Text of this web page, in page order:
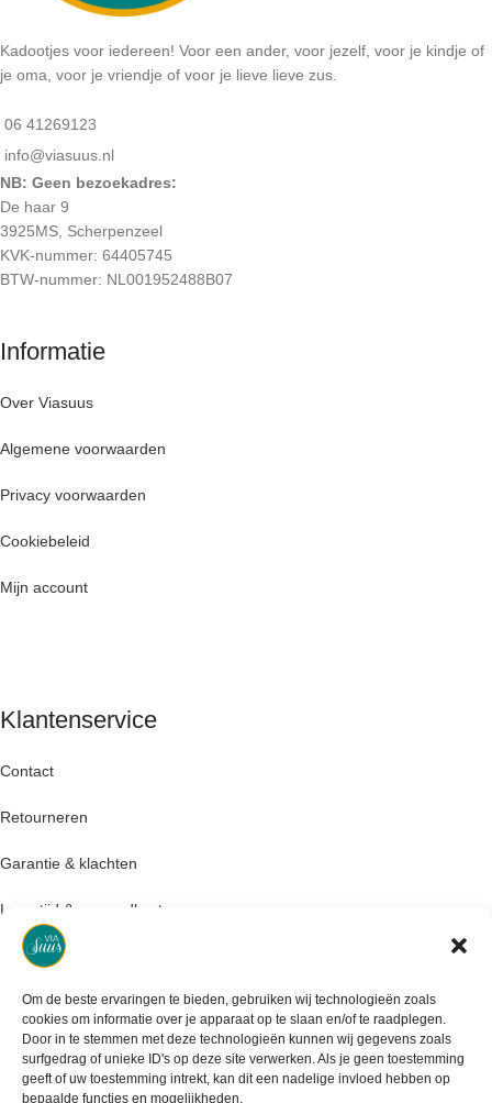
Om de beste ervaringen te bieden, gebruiken wij technologieën zoals
cookies om informatie over je apparaat op te slaan en/of te raadplegen.
Door in te stemmen met deze technologieën kunnen wij gegevens zoals
surfgedrag of unieke ID's op deze site verwerken. Als je geen toestemming
geeft of uw toestemming intrekt, kan dit een nadelige invloed hebben op
bepaalde functies en mogelijkheden.
Kadootjes voor iedereen! Voor een ander, voor jezelf, voor je kindje of
je oma, voor je vriendje of voor je lieve lieve zus.
06 41269123
info@viasuus.nl
NB: Geen bezoekadres:
De haar 9
3925MS, Scherpenzeel
KVK-nummer: 64405745
BTW-nummer: NL001952488B07
Informatie
Over Viasuus
Algemene voorwaarden
Privacy voorwaarden
Cookiebeleid
Mijn account
Klantenservice
Contact
Retourneren
Garantie & klachten
Levertijd & verzendkosten